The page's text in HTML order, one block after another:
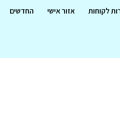
לקוחות אזור אישי החדשים